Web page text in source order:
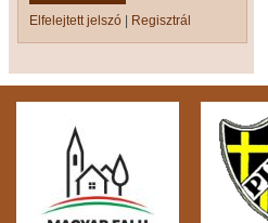
Elfelejtett jelszó | Regisztrál